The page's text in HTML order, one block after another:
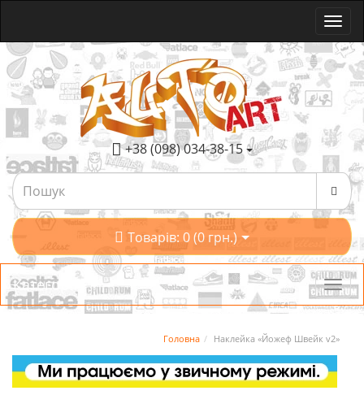
+38 (098) 034-38-15
Товарів: 0 (0 грн.)
Категорії
Головна Наклейка «Йожеф Швейк v2»